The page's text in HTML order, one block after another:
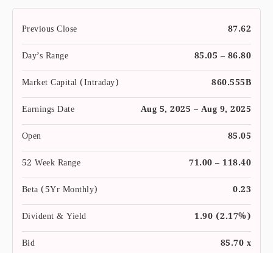
Previous Close
87.62
Day’s Range
85.05 – 86.80
Market Capital (Intraday)
860.555B
Earnings Date
Aug 5, 2025 – Aug 9, 2025
Open
85.05
52 Week Range
71.00 – 118.40
Beta (5Yr Monthly)
0.23
Divident & Yield
1.90 (2.17%)
Bid
85.70 x